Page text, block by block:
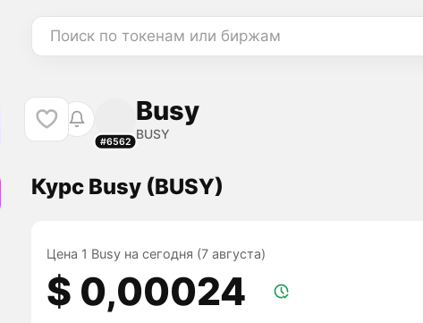
Поиск по токенам или биржам
#6562
Busy
BUSY
Курс Busy (BUSY)
Цена 1 Busy на сегодня (7 августа)
$ 0,00024